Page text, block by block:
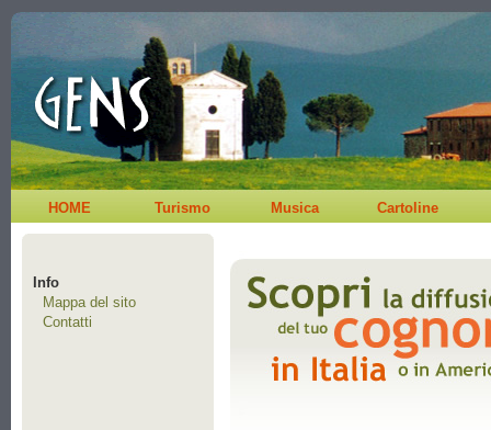
HOME Turismo Musica Cartoline
Info
Mappa del sito
Contatti